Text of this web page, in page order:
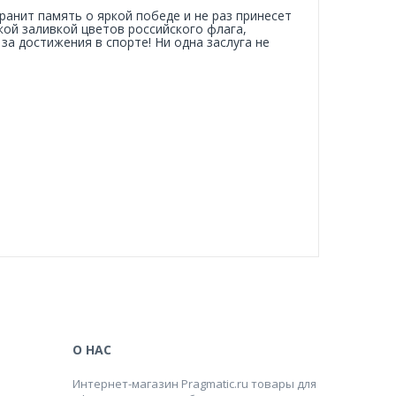
память о яркой победе и не раз принесет
заливкой цветов российского флага,
достижения в спорте! Ни одна заслуга не
О НАС
Интернет-магазин Pragmatic.ru товары для